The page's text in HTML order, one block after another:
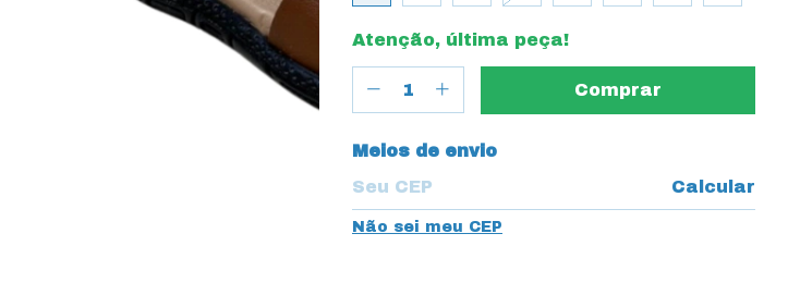
Atenção, última peça!
Entregas para o CEP:
Meios de envio
Calcular
Não sei meu CEP